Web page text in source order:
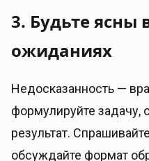
3. Будьте ясны
ожиданиях
Недосказанность —
формулируйте
результат.
обсуждайте формат